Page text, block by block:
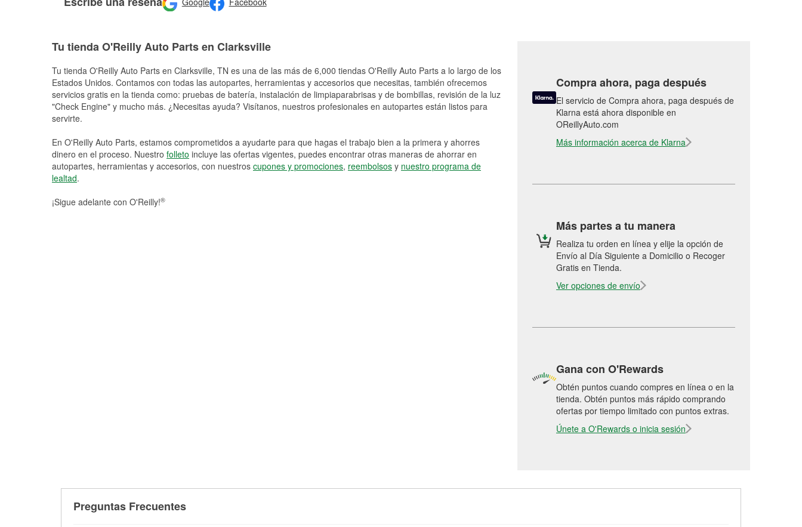
Tu tienda O'Reilly Auto Parts en Clarksville
Tu tienda O'Reilly Auto Parts en Clarksville, TN es una de las más de 6,000 tiendas O'Reilly Auto Parts a lo largo de los
Estados Unidos. Contamos con todas las autopartes, herramientas y accesorios que necesitas, también ofrecemos
servicios gratis en la tienda como: pruebas de batería, instalación de limpiaparabrisas y de bombillas, revisión de la luz
"Check Engine" y mucho más. ¿Necesitas ayuda? Visítanos, nuestros profesionales en autopartes están listos para
servirte.
En O'Reilly Auto Parts, estamos comprometidos a ayudarte para que hagas el trabajo bien a la primera y ahorres
dinero en el proceso. Nuestro folleto incluye las ofertas vigentes, puedes encontrar otras maneras de ahorrar en
autopartes, herramientas y accesorios, con nuestros cupones y promociones, reembolsos y nuestro programa de
lealtad.
¡Sigue adelante con O'Reilly!®
Compra ahora, paga después
El servicio de Compra ahora, paga después de
Klarna está ahora disponible en
OReillyAuto.com
Más información acerca de Klarna
Más partes a tu manera
Realiza tu orden en línea y elije la opción de
Envío al Día Siguiente a Domicilio o Recoger
Gratis en Tienda.
Ver opciones de envío
Gana con O'Rewards
Obtén puntos cuando compres en línea o en la
tienda. Obtén puntos más rápido comprando
ofertas por tiempo limitado con puntos extras.
Únete a O'Rewards o inicia sesión
Preguntas Frecuentes